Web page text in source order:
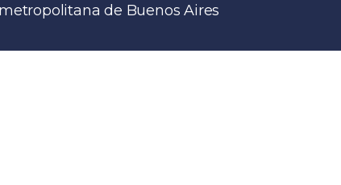
de Buenos Aires